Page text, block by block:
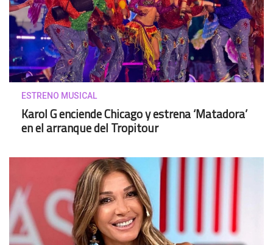
ESTRENO MUSICAL
Karol G enciende Chicago y estrena ‘Matadora’
en el arranque del Tropitour